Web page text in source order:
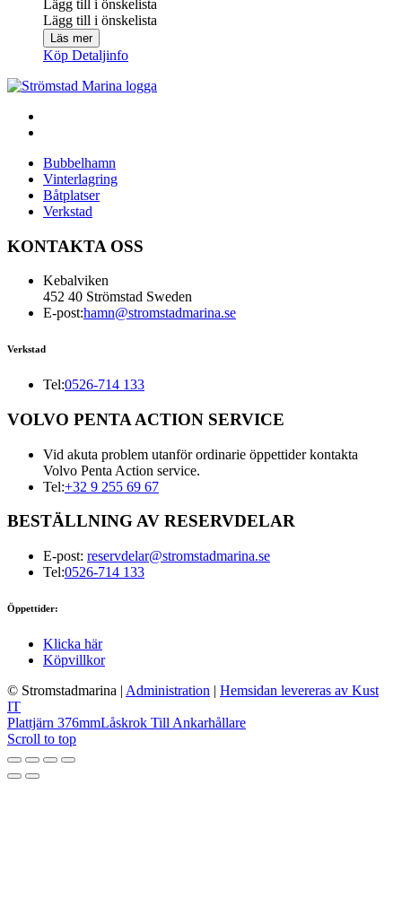
Lägg till i önskelista
Lägg till i önskelista
Läs mer
Köp Detaljinfo
Bubbelhamn
Vinterlagring
Båtplatser
Verkstad
KONTAKTA OSS
Kebalviken
452 40 Strömstad Sweden
E-post:hamn@stromstadmarina.se
Verkstad
Tel:0526-714 133
VOLVO PENTA ACTION SERVICE
Vid akuta problem utanför ordinarie öppettider kontakta
Volvo Penta Action service.
Tel:+32 9 255 69 67
BESTÄLLNING AV RESERVDELAR
E-post: reservdelar@stromstadmarina.se
Tel:0526-714 133
Öppettider:
Klicka här
Köpvillkor
© Stromstadmarina | Administration | Hemsidan levereras av Kust
IT
Plattjärn 376mmLåskrok Till Ankarhållare
Scroll to top